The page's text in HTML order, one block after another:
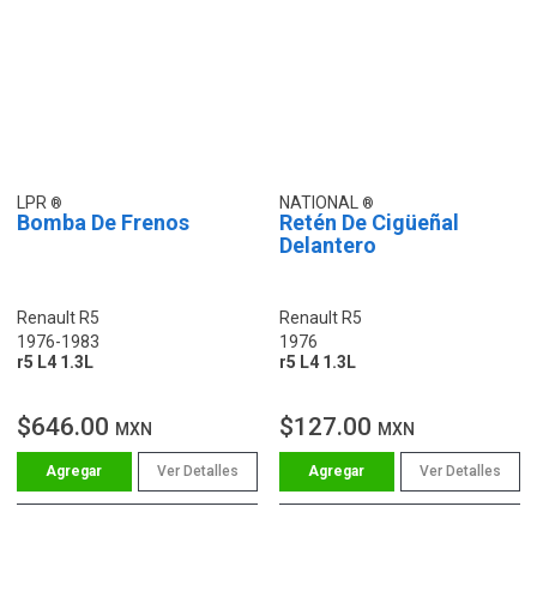
LPR
Bomba De Frenos
Renault R5
1976-1983
r5 L4 1.3L
$646.00 MXN
Ver Detalles
NATIONAL
Retén De Cigüeñal
Delantero
Renault R5
1976
r5 L4 1.3L
$127.00 MXN
Ver Detalles